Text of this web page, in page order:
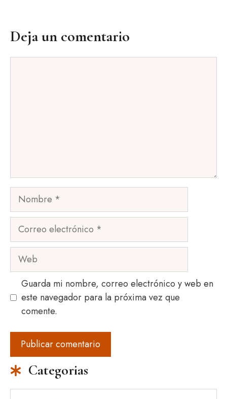
Deja un comentario
Nombre
Correo
Web
Guarda mi nombre, correo electrónico y web en
este navegador para la próxima vez que
comente.
Categorias